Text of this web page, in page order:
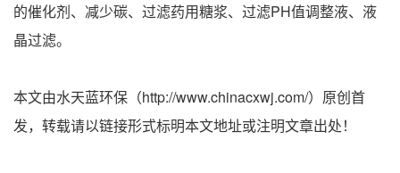
的催化剂、减少碳、过滤药用糖浆、过滤PH值调整液、液
晶过滤。
本文由水天蓝环保（http://www.chinacxwj.com/）原创首
发，转载请以链接形式标明本文地址或注明文章出处！